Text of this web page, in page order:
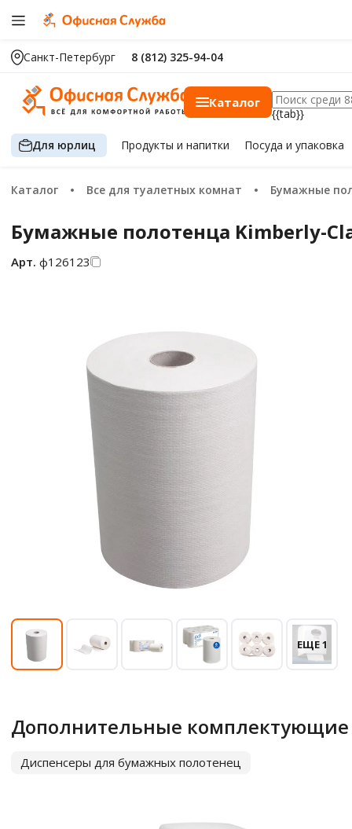
Санкт-Петербург 8 (812) 325-94-04
Каталог
{{tab}}
Для юрлиц Продуктыи напитки Посуда и упаковка
Каталог Все для туалетных комнат Бумажные
Бумажные полотенца Kimberly-
Арт. ф126123
ЕЩЕ 1
Дополнительные комплектующие
Диспенсеры для бумажных полотенец